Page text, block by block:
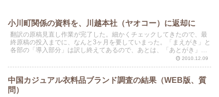
小川町関係の資料を、川越本社（ヤオコー）に返却に
翻訳の原稿見直し作業が完了した。細かくチェックしてきたので、最
終原稿の投入までに、なんと3ヶ月を要していまった。「まえがき」と
各部の「導入部分」は訳し終えてあるので、あとは、「あとがき」を
2010.12.09
中国カジュアル衣料品ブランド調査の結果（WEB版、質
問）